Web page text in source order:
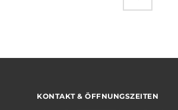
KONTAKT & ÖFFNUNGSZEITEN